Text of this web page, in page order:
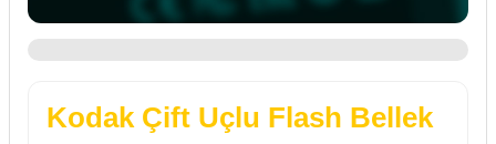
Kodak Çift Uçlu Flash Bellek